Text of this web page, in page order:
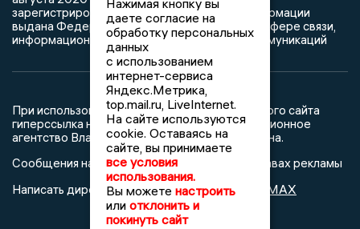
зарегистрированных средств массовой информации
выдана Федеральной службой по надзору в сфере связи,
информационных технологий и массовых коммуникаций
При использовании любого материала с данного сайта
гиперссылка на Сетевое издание «Информационное
агентство Владимирские новости» обязательна.
Сообщения на сером фоне размещены на правах рекламы
Написать директору в телеграм@mazov MAX
Нажимая кнопку вы
даете согласие на
обработку персональных
данных
с использованием
интернет-сервиса
Яндекс.Метрика,
top.mail.ru, LiveInternet.
На сайте используются
cookie. Оставаясь на
сайте, вы принимаете
все условия
использования.
Вы можете настроить
или отклонить и
покинуть сайт